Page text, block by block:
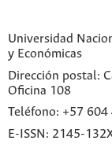
Universidad
y Económicas
Dirección postal:
Oficina 108
Teléfono: +57 604
E-ISSN: 2145-